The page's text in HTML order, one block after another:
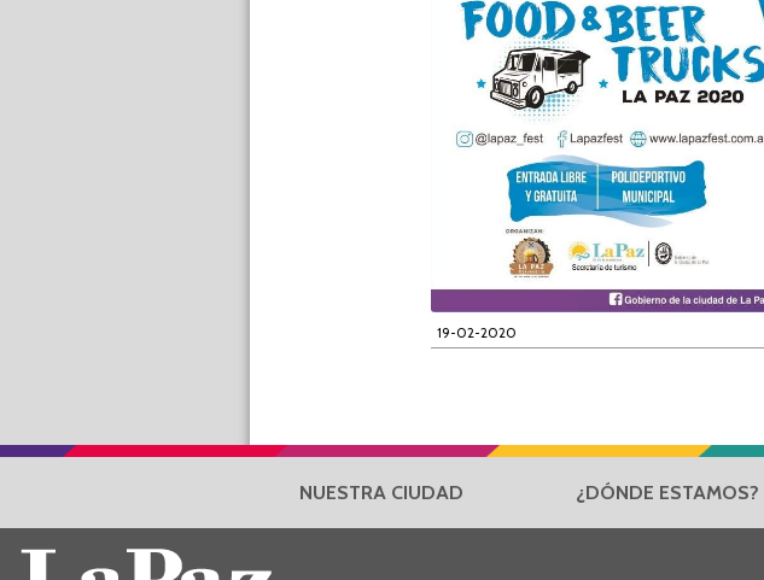
19-02-2020
NUESTRA CIUDAD ¿DÓNDE ESTAMOS?